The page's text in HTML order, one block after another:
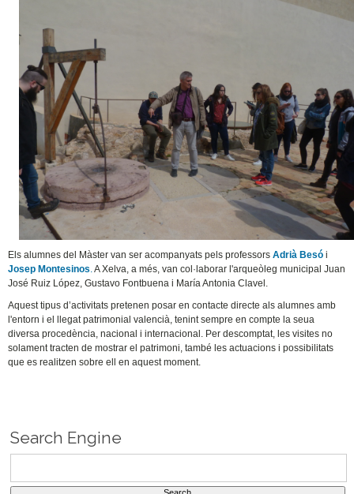
Els alumnes del Màster van ser acompanyats pels professors Adrià Besó i
Josep Montesinos.A Xelva, a més, van col·laborar l'arqueòleg municipal Juan
José Ruiz López, Gustavo Fontbuena i María Antonia Clavel.
Aquest tipus d’activitats pretenen posar en contacte directe als alumnes amb
l'entorn i el llegat patrimonial valencià, tenint sempre en compte la seua
diversa procedència, nacional i internacional. Per descomptat, les visites no
solament tracten de mostrar el patrimoni, també les actuacions i possibilitats
que es realitzen sobre ell en aquest moment.
Search Engine